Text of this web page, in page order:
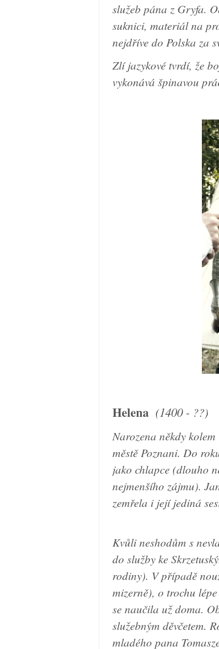
služeb pána z Gryfa.
suknici, materiál na
nejdříve do Polska za
Zlí jazykové tvrdí, že
vykonává špinavou
Helena (1400 - ??)
Narozena někdy
městě Poznani. Do
jako chlapce (dlouho
nejmenšího zájmu).
zemřela i její jediná
Kvůli neshodům s
do služby ke
rodiny). V případě
mizerně), o trochu
se naučila už doma.
služebným děvčetem.
mladého pana